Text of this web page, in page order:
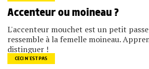
Accenteur ou moineau ?
L'accenteur mouchet est un petit
ressemble à la femelle moineau.
distinguer !
CECI N’EST PAS